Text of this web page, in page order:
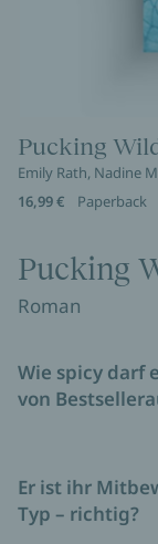
Pucking
Emily Rath, Nadine
16,99 €
Paperback
Pucking
Roman
Wie spicy darf
von
Er ist ihr
Typ – richtig?